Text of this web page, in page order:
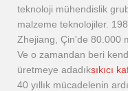
teknoloji mühendislik
malzeme teknolojiler.
Zhejiang, Çin'de 80.000
Ve o zamandan beri
üretmeye adadıksıkıcı
40 yıllık mücadelenin